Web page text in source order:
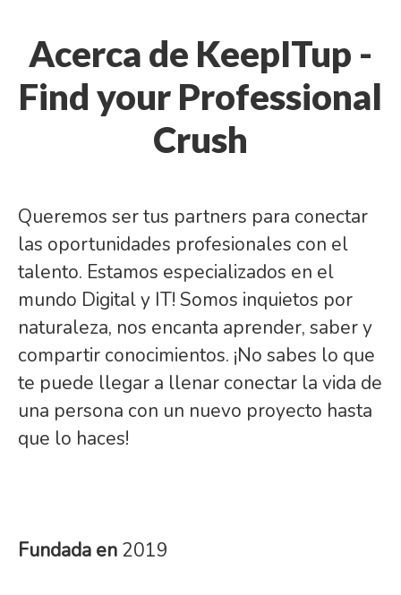
Acerca de KeepITup -
Find your Professional
Crush
Queremos ser tus partners para conectar
las oportunidades profesionales con el
talento. Estamos especializados en el
mundo Digital y IT! Somos inquietos por
naturaleza, nos encanta aprender, saber y
compartir conocimientos. ¡No sabes lo que
te puede llegar a llenar conectar la vida de
una persona con un nuevo proyecto hasta
que lo haces!
Fundada en 2019